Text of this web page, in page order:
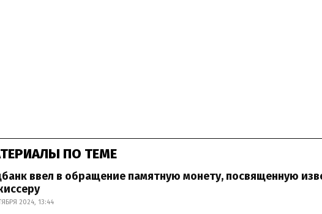
ПО ТЕМЕ
ввел в обращение памятную монету, посвященную
2024, 13:44